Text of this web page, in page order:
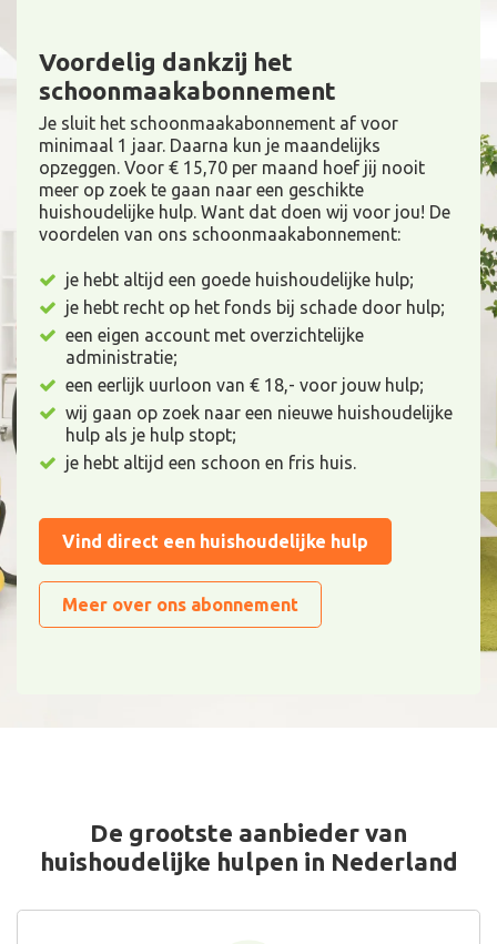
Voordelig dankzij het
schoonmaakabonnement
Je sluit het schoonmaakabonnement af voor
minimaal 1 jaar. Daarna kun je maandelijks
opzeggen. Voor € 15,70 per maand hoef jij nooit
meer op zoek te gaan naar een geschikte
huishoudelijke hulp. Want dat doen wij voor jou! De
voordelen van ons schoonmaakabonnement:
je hebt altijd een goede huishoudelijke hulp;
je hebt recht op het fonds bij schade door hulp;
een eigen account met overzichtelijke
administratie;
een eerlijk uurloon van € 18,- voor jouw hulp;
wij gaan op zoek naar een nieuwe huishoudelijke
hulp als je hulp stopt;
je hebt altijd een schoon en fris huis.
Vind direct een huishoudelijke hulp
Meer over ons abonnement
De grootste aanbieder van
huishoudelijke hulpen in Nederland